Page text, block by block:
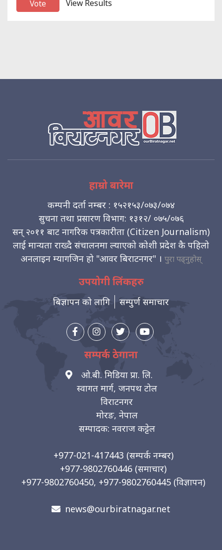
View Results
हाम्रो बारेमा
कम्पनी दर्ता नम्बर : १५२१५३/०७३/०७४
सुचना तथा प्रसारण विभाग: १३१२/ ०७५/०७६
सन् २०११ बाट नागरिक पत्रकारीता (Citizen Journalism)
लाई मान्यता राख्दै संचालनमा ल्याएको कोशी प्रदेश कै पहिलो
अनलाइन म्यागजिन हो "आवर बिराटनगर" । पुरा पढ्नुहोस्
उपयोगी लिंकहरु
बिज्ञापन को लागि सम्पुर्ण समाचार
सम्पर्क ठेगाना
ओ.बी. मिडिया प्रा. लि.
स्वागत मार्ग, जनपथ टोल
विराटनगर
मोरङ, नेपाल
सम्पादक: नवराज कट्टेल
+977-021-417443 (सम्पर्क नम्बर)
+977-9802760446 (समाचार)
+977-9802760450, +977-9802760445 (विज्ञापन)
news@ourbiratnagar.net